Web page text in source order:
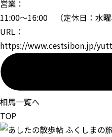
営業：
11:00〜16:00 （定休日：水曜
URL：
https://www.cestsibon.jp/
相馬一覧へ
TOP